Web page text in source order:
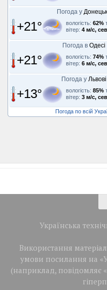
Погода у
+21° вологість: 62%
вітер: 4 м/с,
Погода в Одесі
+21° вологість: 74%
вітер: 6 м/с,
Погода у Львові
+13° вологість: 85%
вітер: 3 м/с,
Погода по всій
Українська
Використання
умови посилання на
(наприклад, повідомляє